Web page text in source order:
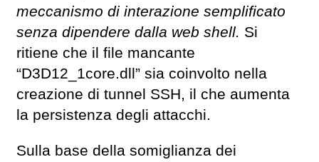
meccanismo di interazione semplificato
senza dipendere dalla web shell. Si
ritiene che il file mancante
“D3D12_1core.dll” sia coinvolto nella
creazione di tunnel SSH, il che aumenta
la persistenza degli attacchi.
Sulla base della somiglianza dei